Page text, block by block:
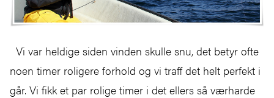
Vi var heldige siden vinden skulle snu, det betyr ofte
noen timer roligere forhold og vi traff det helt perfekt i
går. Vi fikk et par rolige timer i det ellers så værharde